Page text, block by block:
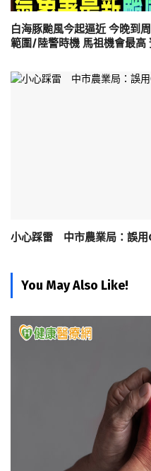
白海豚颱風今起逼近 今晚到
範圍/陸警時機 馬祖機會最高
小心踩雷 中市農業局：誤用
You May Also Like!